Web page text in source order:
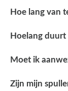
Hoe lang van
Hoelang duurt
Moet ik
Zijn mijn